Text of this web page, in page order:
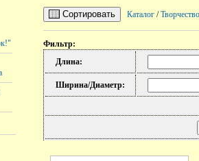
Сортировать Каталог /Творчество
Фильтр:
Длина:
Ширина/Диаметр: